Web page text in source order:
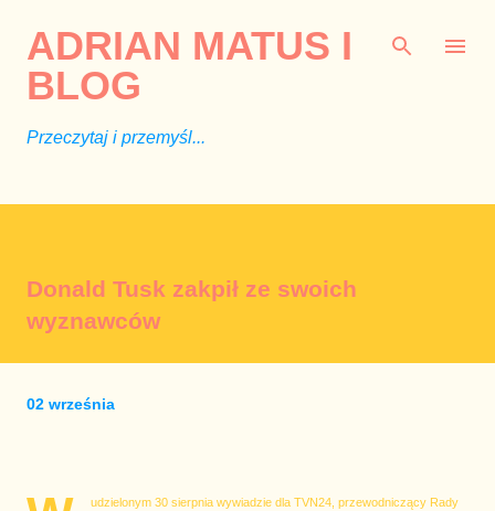
ADRIAN MATUS I
BLOG
Przeczytaj i przemyśl...
Donald Tusk zakpił ze swoich
wyznawców
02 września
udzielonym 30 sierpnia wywiadzie dla TVN24, przewodniczący Rady